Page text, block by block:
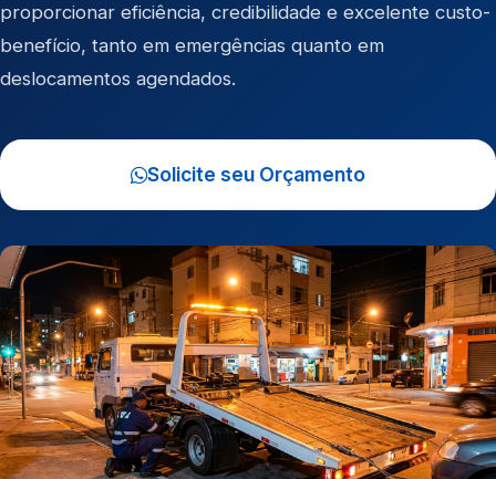
proporcionar eficiência, credibilidade e excelente custo-
benefício, tanto em emergências quanto em
deslocamentos agendados.
Solicite seu Orçamento